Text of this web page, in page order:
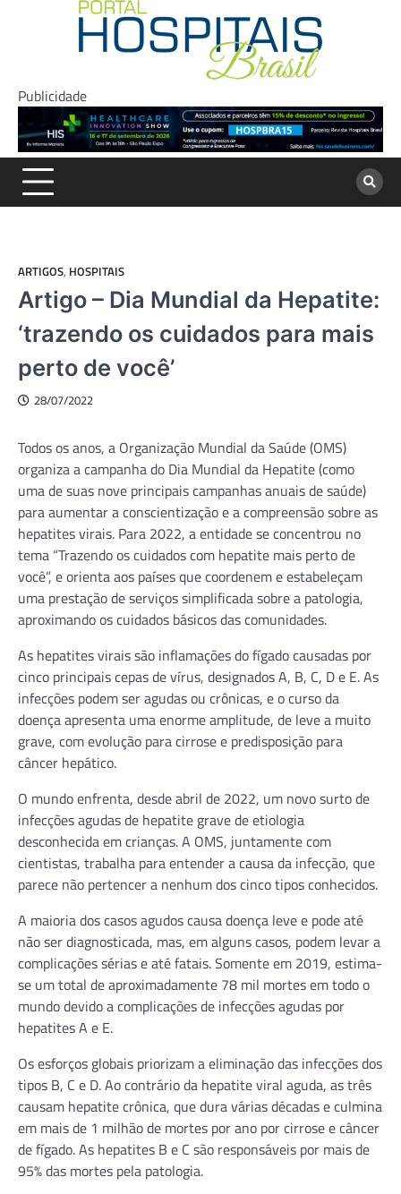
Publicidade
ARTIGOS, HOSPITAIS
Artigo – Dia Mundial da Hepatite:
‘trazendo os cuidados para mais
perto de você’
28/07/2022
Todos os anos, a Organização Mundial da Saúde (OMS)
organiza a campanha do Dia Mundial da Hepatite (como
uma de suas nove principais campanhas anuais de saúde)
para aumentar a conscientização e a compreensão sobre as
hepatites virais. Para 2022, a entidade se concentrou no
tema “Trazendo os cuidados com hepatite mais perto de
você”, e orienta aos países que coordenem e estabeleçam
uma prestação de serviços simplificada sobre a patologia,
aproximando os cuidados básicos das comunidades.
As hepatites virais são inflamações do fígado causadas por
cinco principais cepas de vírus, designados A, B, C, D e E. As
infecções podem ser agudas ou crônicas, e o curso da
doença apresenta uma enorme amplitude, de leve a muito
grave, com evolução para cirrose e predisposição para
câncer hepático.
O mundo enfrenta, desde abril de 2022, um novo surto de
infecções agudas de hepatite grave de etiologia
desconhecida em crianças. A OMS, juntamente com
cientistas, trabalha para entender a causa da infecção, que
parece não pertencer a nenhum dos cinco tipos conhecidos.
A maioria dos casos agudos causa doença leve e pode até
não ser diagnosticada, mas, em alguns casos, podem levar a
complicações sérias e até fatais. Somente em 2019, estima-
se um total de aproximadamente 78 mil mortes em todo o
mundo devido a complicações de infecções agudas por
hepatites A e E.
Os esforços globais priorizam a eliminação das infecções dos
tipos B, C e D. Ao contrário da hepatite viral aguda, as três
causam hepatite crônica, que dura várias décadas e culmina
em mais de 1 milhão de mortes por ano por cirrose e câncer
de fígado. As hepatites B e C são responsáveis por mais de
95% das mortes pela patologia.